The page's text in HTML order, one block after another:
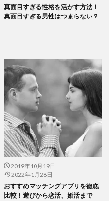
真面目すぎる性格を活かす方法！
真面目すぎる男性はつまらない？
2019年10月19日
2022年1月28日
おすすめマッチングアプリを徹底
比較！遊びから恋活、婚活まで